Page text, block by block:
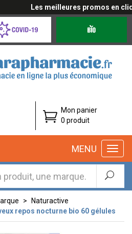
Les meilleures promos en
Mon panier
0 produit
MENU
Naturactive
repos nocturne bio 60 gélules